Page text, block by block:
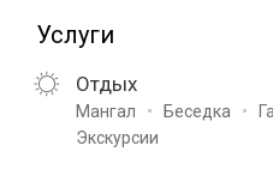
Услуги
Отдых
Мангал Беседка
Экскурсии